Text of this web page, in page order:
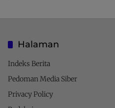
Halaman
Indeks Berita
Pedoman Media Siber
Privacy Policy